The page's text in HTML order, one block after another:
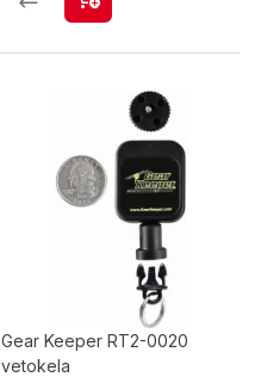
Gear Keeper RT2-0020
vetokela